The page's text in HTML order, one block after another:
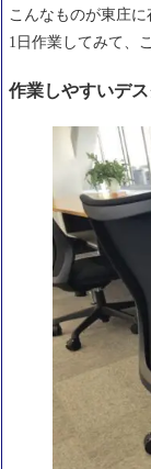
こんなものが東庄に
1日作業してみて、
作業しやすいデ